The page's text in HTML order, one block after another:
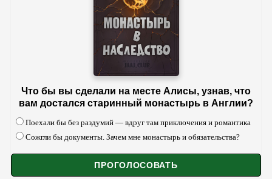
Что бы вы сделали на месте Алисы, узнав, что
вам достался старинный монастырь в Англии?
Поехали бы без раздумий — вдруг там приключения и романтика
Сожгли бы документы. Зачем мне монастырь и обязательства?